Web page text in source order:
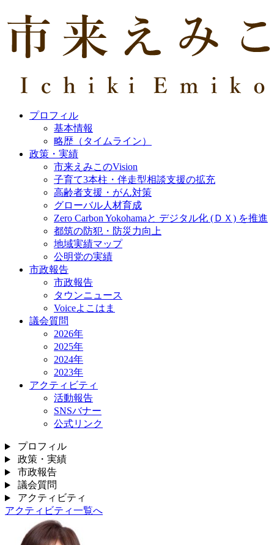
プロフィル
基本情報
略歴（タイムライン）
政策・実績
市来えみこのVision
子育て3本柱・伴走型相談支援の拡充
高齢者支援・がん対策
グローバル人材育成
Zero Carbon Yokohamaと デジタル化 (ＤＸ) を推進
都筑の防犯・防災力向上
地域実績マップ
公明党の実績
市政報告
市政報告
タウンニュース
Voiceよこはま
議会質問
2026年
2025年
2024年
2023年
アクティビティ
活動報告
SNSバナー
公式リンク
プロフィル
政策・実績
市政報告
議会質問
アクティビティ
アクティビティ一覧へ